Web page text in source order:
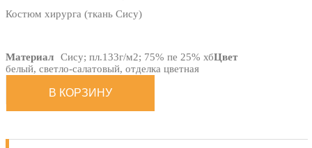
Костюм хирурга (ткань Сису)
Материал Сису; пл.133г/м2; 75% пе 25% хбЦвет
белый, светло-салатовый, отделка цветная